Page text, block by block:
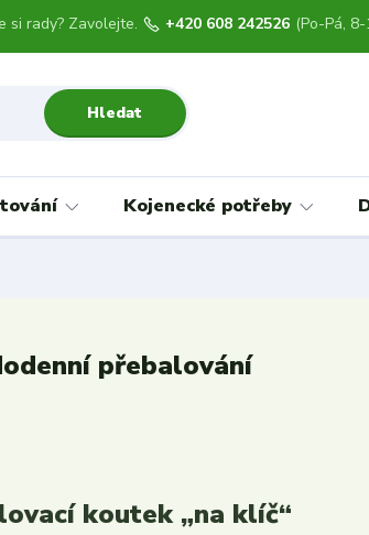
Hledat
si rady? Zavolejte. +420 608 242526 (Po-Pá,
Kojenecké potřeby
přebalování
koutek „na klíč“